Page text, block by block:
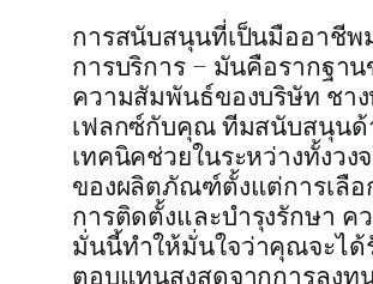
การสนับสนุนที่เป็นมืออาชีพ
การบริการ – มันคือรากฐาน
ความสัมพันธ์ของบริษัท ชา
เฟลกซ์กับคุณ ทีมสนับสนุนด้
เทคนิคช่วยในระหว่างทั้งวง
ของผลิตภัณฑ์ตั้งแต่การเลือ
การติดตั้งและบำรุงรักษา ค
มั่นนี้ทำให้มั่นใจว่าคุณจะได้
ตอบแทนสูงสุดจากการลง